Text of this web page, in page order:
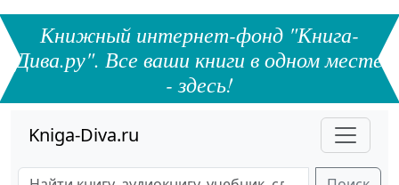
Книжный интернет-фонд "Книга-
Дива.ру". Все ваши книги в одном месте
- здесь!
Kniga-Diva.ru